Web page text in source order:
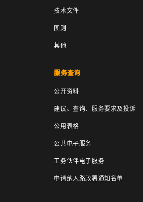
技术文件
图则
其他
服务查询
公开资料
建议、查询、服务要求及投诉
公用表格
公共电子服务
工务伙伴电子服务
申请纳入路政署通知名单